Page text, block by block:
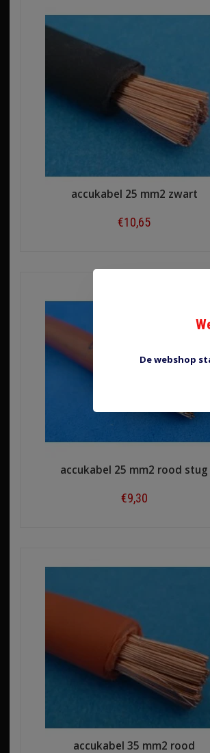
accukabel 25 mm2 zwart
€10,65
accukabel 25 mm2 rood stug
€9,30
accukabel 35 mm2 rood
De webshop